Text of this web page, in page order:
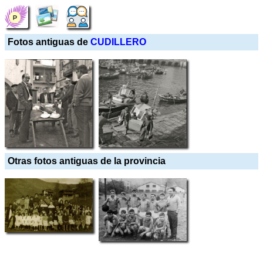
Fotos antiguas de CUDILLERO
Otras fotos antiguas de la provincia